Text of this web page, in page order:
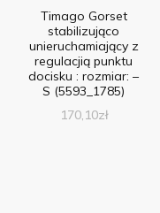
Timago Gorset
stabilizująco
unieruchamiający z
regulacjią punktu
docisku : rozmiar: –
S (5593_1785)
170,10zł